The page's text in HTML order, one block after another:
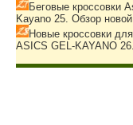
Беговые кроссовки
Kayano 25. Обзор
Новые кроссовки
ASICS GEL-KAYANO